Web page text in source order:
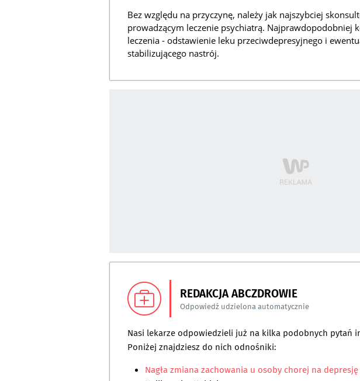
Bez względu na przyczynę, należy jak najszybciej
prowadzącym leczenie psychiatrą. Najprawdopodobniej
leczenia - odstawienie leku przeciwdepresyjnego i
stabilizującego nastrój.
REDAKCJA ABCZDROWIE
Odpowiedź udzielona automatycznie
Nasi lekarze odpowiedzieli już na kilka podobnych pytań
Poniżej znajdziesz do nich odnośniki:
Nagła zmiana zachowania u osoby chorej na depresję